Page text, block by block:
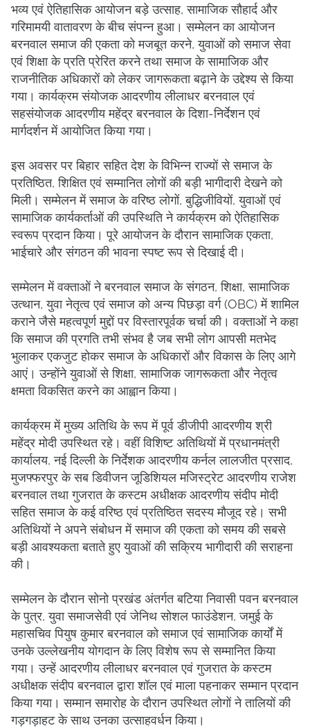
भव्य एवं ऐतिहासिक आयोजन बड़े उत्साह, सामाजिक सौहार्द और
गरिमामयी वातावरण के बीच संपन्न हुआ। सम्मेलन का आयोजन
बरनवाल समाज की एकता को मजबूत करने, युवाओं को समाज सेवा
एवं शिक्षा के प्रति प्रेरित करने तथा समाज के सामाजिक और
राजनीतिक अधिकारों को लेकर जागरूकता बढ़ाने के उद्देश्य से किया
गया। कार्यक्रम संयोजक आदरणीय लीलाधर बरनवाल एवं
सहसंयोजक आदरणीय महेंद्र बरनवाल के दिशा-निर्देशन एवं
मार्गदर्शन में आयोजित किया गया।
इस अवसर पर बिहार सहित देश के विभिन्न राज्यों से समाज के
प्रतिष्ठित, शिक्षित एवं सम्मानित लोगों की बड़ी भागीदारी देखने को
मिली। सम्मेलन में समाज के वरिष्ठ लोगों, बुद्धिजीवियों, युवाओं एवं
सामाजिक कार्यकर्ताओं की उपस्थिति ने कार्यक्रम को ऐतिहासिक
स्वरूप प्रदान किया। पूरे आयोजन के दौरान सामाजिक एकता,
भाईचारे और संगठन की भावना स्पष्ट रूप से दिखाई दी।
सम्मेलन में वक्ताओं ने बरनवाल समाज के संगठन, शिक्षा, सामाजिक
उत्थान, युवा नेतृत्व एवं समाज को अन्य पिछड़ा वर्ग (OBC) में शामिल
कराने जैसे महत्वपूर्ण मुद्दों पर विस्तारपूर्वक चर्चा की। वक्ताओं ने कहा
कि समाज की प्रगति तभी संभव है जब सभी लोग आपसी मतभेद
भुलाकर एकजुट होकर समाज के अधिकारों और विकास के लिए आगे
आएं। उन्होंने युवाओं से शिक्षा, सामाजिक जागरूकता और नेतृत्व
क्षमता विकसित करने का आह्वान किया।
कार्यक्रम में मुख्य अतिथि के रूप में पूर्व डीजीपी आदरणीय श्री
महेंद्र मोदी उपस्थित रहे। वहीं विशिष्ट अतिथियों में प्रधानमंत्री
कार्यालय, नई दिल्ली के निर्देशक आदरणीय कर्नल लालजीत प्रसाद,
मुजफ्फरपुर के सब डिवीजन जूडिशियल मजिस्ट्रेट आदरणीय राजेश
बरनवाल तथा गुजरात के कस्टम अधीक्षक आदरणीय संदीप मोदी
सहित समाज के कई वरिष्ठ एवं प्रतिष्ठित सदस्य मौजूद रहे। सभी
अतिथियों ने अपने संबोधन में समाज की एकता को समय की सबसे
बड़ी आवश्यकता बताते हुए युवाओं की सक्रिय भागीदारी की सराहना
की।
सम्मेलन के दौरान सोनो प्रखंड अंतर्गत बटिया निवासी पवन बरनवाल
के पुत्र, युवा समाजसेवी एवं जेनिथ सोशल फाउंडेशन, जमुई के
महासचिव पियुष कुमार बरनवाल को समाज एवं सामाजिक कार्यों में
उनके उल्लेखनीय योगदान के लिए विशेष रूप से सम्मानित किया
गया। उन्हें आदरणीय लीलाधर बरनवाल एवं गुजरात के कस्टम
अधीक्षक संदीप बरनवाल द्वारा शॉल एवं माला पहनाकर सम्मान प्रदान
किया गया। सम्मान समारोह के दौरान उपस्थित लोगों ने तालियों की
गड़गड़ाहट के साथ उनका उत्साहवर्धन किया।